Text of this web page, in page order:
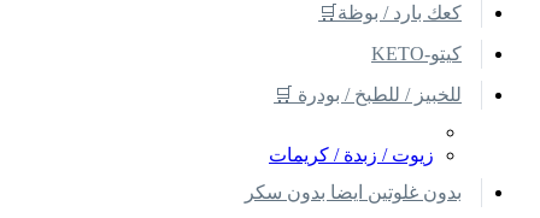
كعك بارد / بوظة🛒
كيتو-KETO
للخبيز / للطبخ / بودرة 🛒
زيوت / زبدة / كريمات
بدون غلوتين ايضا بدون سكر